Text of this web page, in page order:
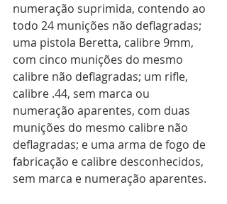
numeração suprimida, contendo ao
todo 24 munições não deflagradas;
uma pistola Beretta, calibre 9mm,
com cinco munições do mesmo
calibre não deflagradas; um rifle,
calibre .44, sem marca ou
numeração aparentes, com duas
munições do mesmo calibre não
deflagradas; e uma arma de fogo de
fabricação e calibre desconhecidos,
sem marca e numeração aparentes.